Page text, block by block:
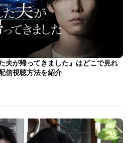
夫が帰ってきました』はどこで見れ
信視聴方法を紹介